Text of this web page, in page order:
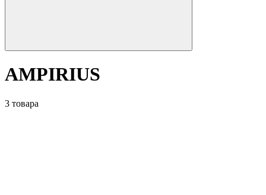
AMPIRIUS
3 товара